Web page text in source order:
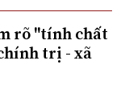
rõ "tính chất
trị - xã